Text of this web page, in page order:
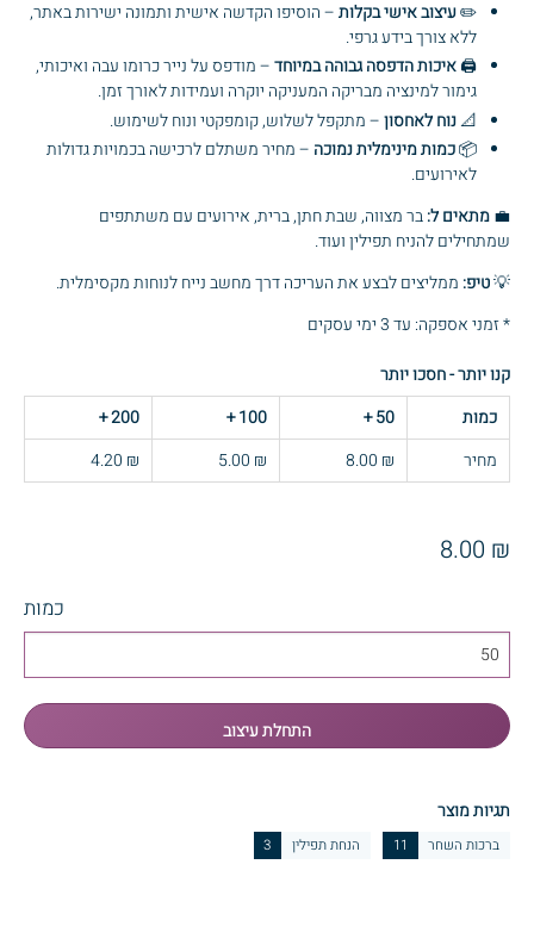
✏️עיצוב אישי בקלות– הוסיפו הקדשה אישית ותמונה ישירות באתר,
ללא צורך בידע גרפי.
🖨️איכות הדפסה גבוהה במיוחד– מודפס על נייר כרומו עבה ואיכותי,
גימור למינציה מבריקה המעניקה יוקרה ועמידות לאורך זמן.
📐נוח לאחסון– מתקפל לשלוש, קומפקטי ונוח לשימוש.
📦כמות מינימלית נמוכה – מחיר משתלם לרכישה בכמויות גדולות
לאירועים.
💼מתאים ל:בר מצווה, שבת חתן, ברית, אירועים עם משתתפים
שמתחילים להניח תפילין ועוד.
💡טיפ: ממליצים לבצע את העריכה דרך מחשב נייח לנוחות מקסימלית.
* זמני אספקה: עד 3 ימי עסקים
קנו יותר - חסכו יותר
כמות
50
+
100
+
200
+
מחיר
₪ 8.00
₪ 5.00
₪ 4.20
₪ 8.00
כמות
תגיות מוצר
ברכות השחר 11 הנחת תפילין 3